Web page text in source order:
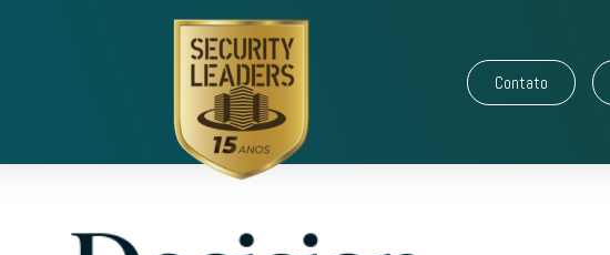
Contato